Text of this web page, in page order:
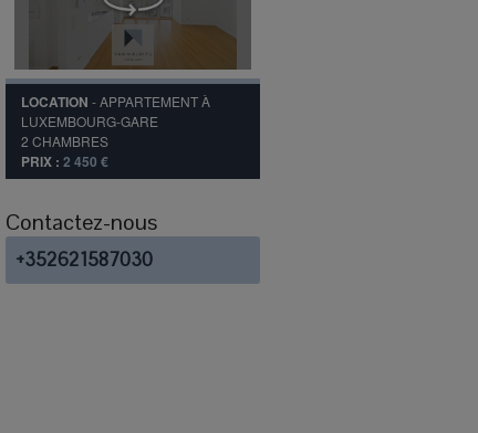
LOCATION -APPARTEMENTÀ
LUXEMBOURG-GARE
2 CHAMBRES
PRIX : 2 450 €
Contactez-nous
+352621587030